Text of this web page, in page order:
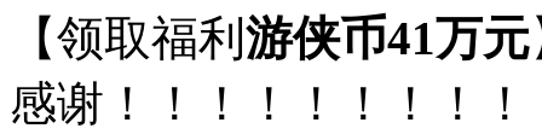
【领取福利 游侠币41万元
感谢！！！！！！！！！